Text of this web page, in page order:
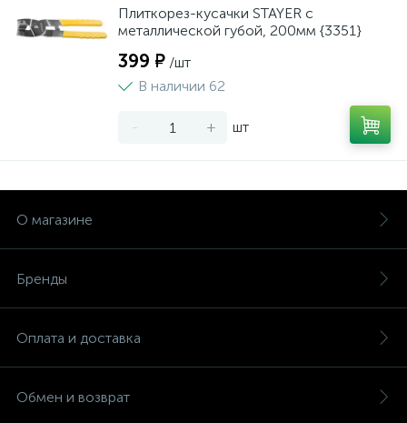
Плиткорез-кусачки STAYER с
металлической губой, 200мм {3351}
399 ₽ /шт
В наличии 62
- + шт
О магазине
Бренды
Оплата и доставка
Обмен и возврат